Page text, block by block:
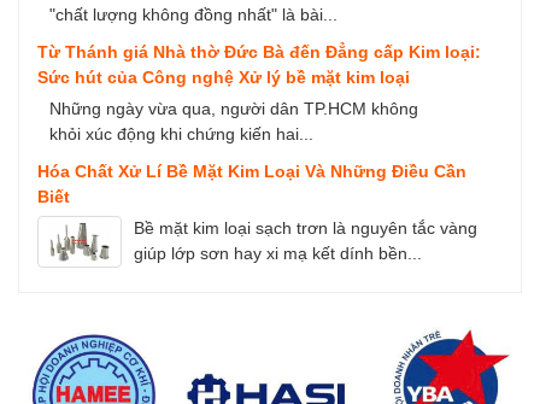
"chất lượng không đồng nhất" là bài...
Từ Thánh giá Nhà thờ Đức Bà đến Đẳng cấp Kim loại:
Sức hút của Công nghệ Xử lý bề mặt kim loại
Những ngày vừa qua, người dân TP.HCM không
khỏi xúc động khi chứng kiến hai...
Hóa Chất Xử Lí Bề Mặt Kim Loại Và Những Điều Cần
Biết
Bề mặt kim loại sạch trơn là nguyên tắc vàng
giúp lớp sơn hay xi mạ kết dính bền...